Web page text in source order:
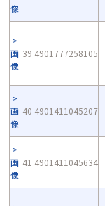
像
画
像
39 4901777258105
画
像
40 4901411045207
画
像
41 4901411045634